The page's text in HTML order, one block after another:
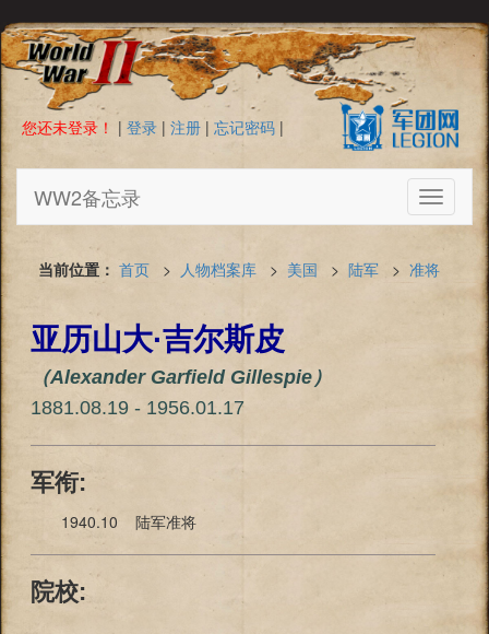
您还未登录！ | 登录 | 注册 | 忘记密码 |
Toggle
WW2备忘录
当前位置： 首页 > 人物档案库 > 美国 > 陆军 > 准将
亚历山大·吉尔斯皮
（Alexander Garfield Gillespie）
1881.08.19 - 1956.01.17
军衔:
1940.10 陆军准将
院校: